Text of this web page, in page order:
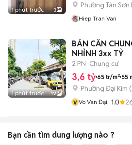
1 phút trước 3
Phường Tân Sơn
Hiep Tran Van
1 phút trước 12
BÁN CĂN
NHỈNH 3xx TỶ
2 PN Chung cư
3,6 tỷ 65 tr/m² 55
Phường Đại Kim (
v Vo Van Đại 1.0
Bạn cần tìm dung lượng nào ?